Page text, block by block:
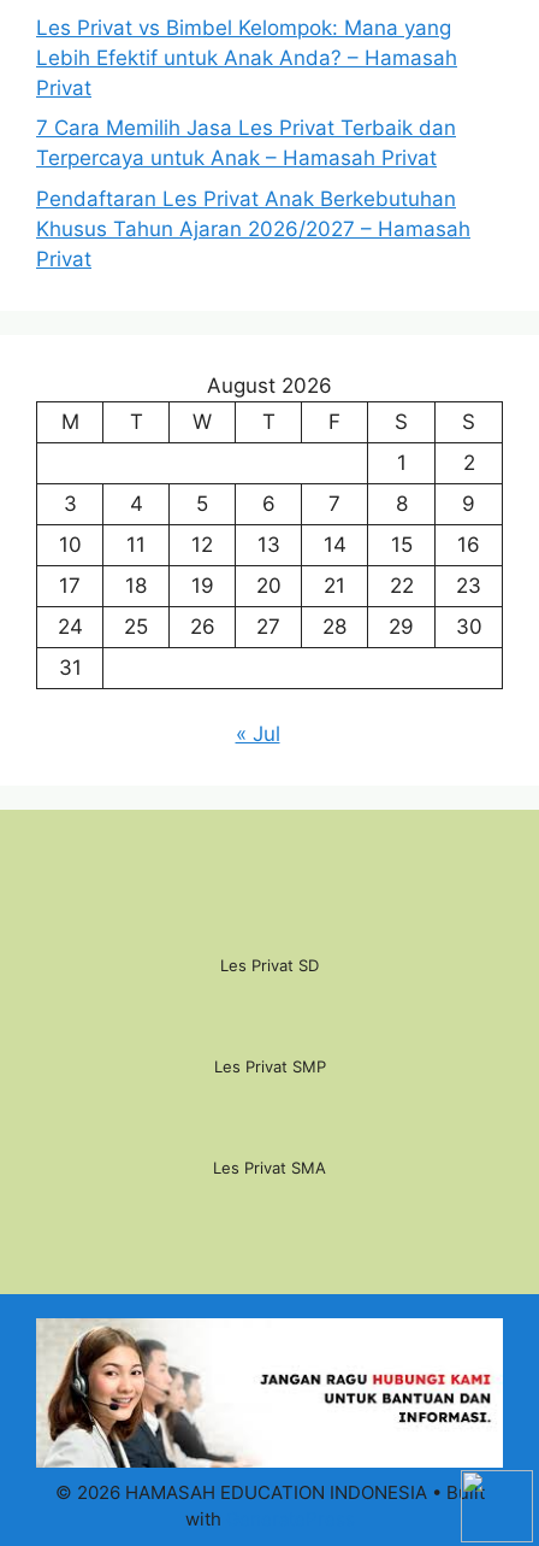
Les Privat vs Bimbel Kelompok: Mana yang
Lebih Efektif untuk Anak Anda? – Hamasah
Privat
7 Cara Memilih Jasa Les Privat Terbaik dan
Terpercaya untuk Anak – Hamasah Privat
Pendaftaran Les Privat Anak Berkebutuhan
Khusus Tahun Ajaran 2026/2027 – Hamasah
Privat
August 2026
M
T W T F S
S
1
2
3
4 5 6 7 8
9
10
11 12 13 14 15
16
17
18 19 20 21 22
23
24
25 26 27 28 29
30
31
« Jul
Les Privat SD
Les Privat SMP
Les Privat SMA
© 2026 HAMASAH EDUCATION INDONESIA• Built
with